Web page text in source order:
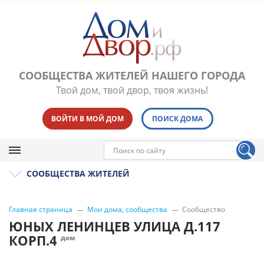
СООБЩЕСТВА ЖИТЕЛЕЙ НАШЕГО ГОРОДА
Твой дом, твой двор, твоя жизнь!
ВОЙТИ В МОЙ ДОМ ПОИСК ДОМА
СООБЩЕСТВА ЖИТЕЛЕЙ
Главная страница Мои дома, сообщества Сообщество
ЮНЫХ ЛЕНИНЦЕВ УЛИЦА Д.117
КОРП.4 дом